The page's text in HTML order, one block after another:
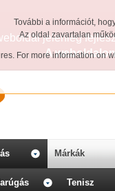
További a információt,
Az oldal zavartalan
For more information on
jelenleg
A
Márkák
Tenisz